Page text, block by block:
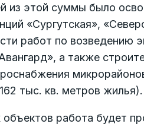
из этой суммы было
«Сургутская»,
работ по возведению
а также
тыс. кв. метров жилья).
работа будет